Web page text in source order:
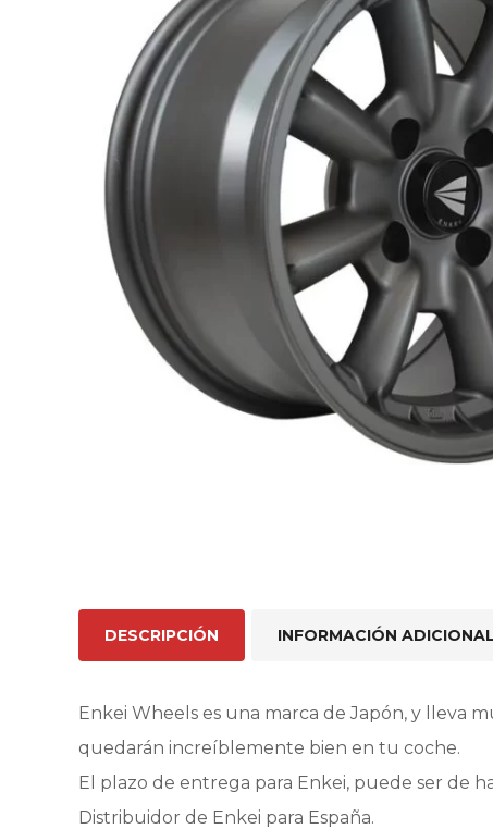
DESCRIPCIÓN INFORMACIÓN ADICIONAL
Enkei Wheels es una marca de Japón, y lleva
quedarán increíblemente bien en tu coche.
El plazo de entrega para Enkei, puede ser de
Distribuidor de Enkei para España.